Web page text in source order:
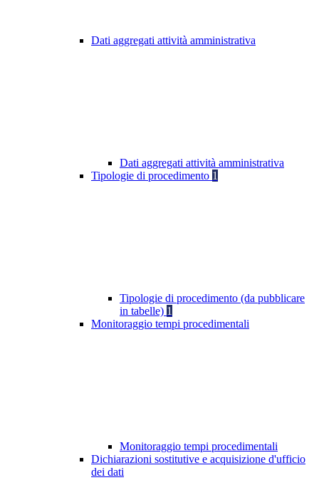
Dati aggregati attività amministrativa
Dati aggregati attività amministrativa
Tipologie di procedimento 1
Tipologie di procedimento (da pubblicare
in tabelle) 1
Monitoraggio tempi procedimentali
Monitoraggio tempi procedimentali
Dichiarazioni sostitutive e acquisizione d'ufficio
dei dati